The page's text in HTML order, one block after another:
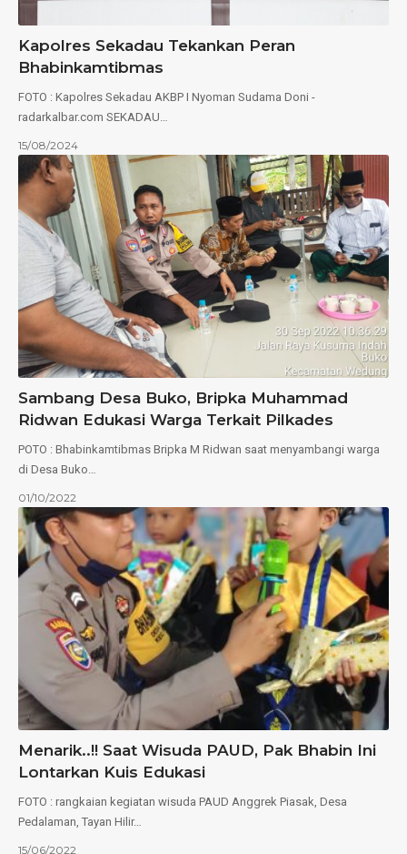
Kapolres Sekadau Tekankan Peran
Bhabinkamtibmas
FOTO : Kapolres Sekadau AKBP I Nyoman Sudama Doni -
radarkalbar.com SEKADAU…
15/08/2024
Sambang Desa Buko, Bripka Muhammad
Ridwan Edukasi Warga Terkait Pilkades
POTO : Bhabinkamtibmas Bripka M Ridwan saat menyambangi warga
di Desa Buko…
01/10/2022
Menarik..!! Saat Wisuda PAUD, Pak Bhabin Ini
Lontarkan Kuis Edukasi
FOTO : rangkaian kegiatan wisuda PAUD Anggrek Piasak, Desa
Pedalaman, Tayan Hilir…
15/06/2022